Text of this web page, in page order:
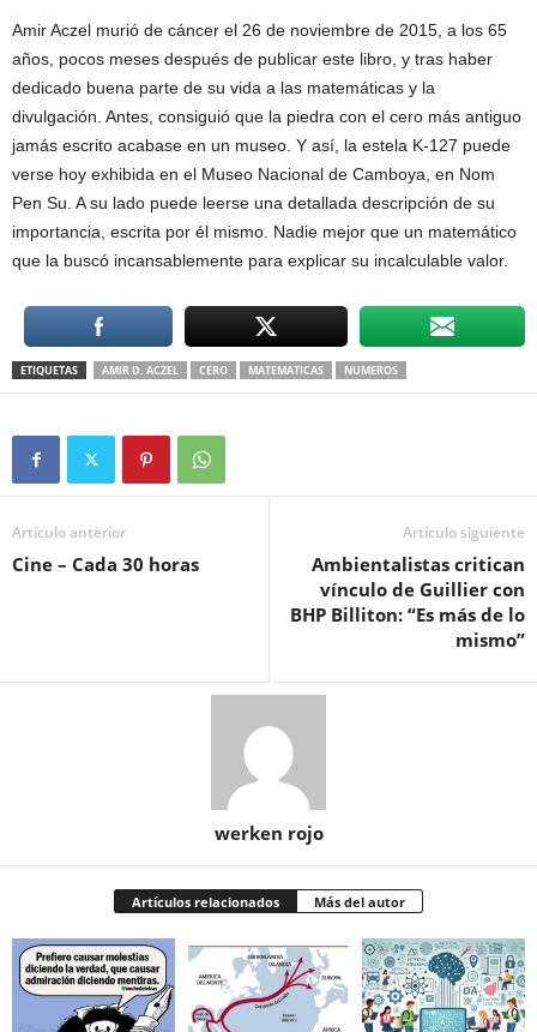
Amir Aczel murió de cáncer el 26 de noviembre de 2015, a los 65
años, pocos meses después de publicar este libro, y tras haber
dedicado buena parte de su vida a las matemáticas y la
divulgación. Antes, consiguió que la piedra con el cero más antiguo
jamás escrito acabase en un museo. Y así, la estela K-127 puede
verse hoy exhibida en el Museo Nacional de Camboya, en Nom
Pen Su. A su lado puede leerse una detallada descripción de su
importancia, escrita por él mismo. Nadie mejor que un matemático
que la buscó incansablemente para explicar su incalculable valor.
ETIQUETAS AMIR D. ACZEL CERO MATEMATICAS NUMEROS
Artículo anterior
Cine – Cada 30 horas
Artículo siguiente
Ambientalistas critican
vínculo de Guillier con
BHP Billiton: “Es más de lo
mismo”
werken rojo
Artículos relacionados Más del autor